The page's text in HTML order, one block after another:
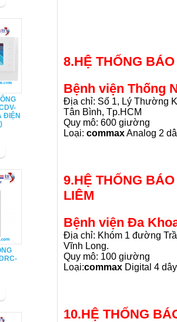
ĐIỆN
8.HỆ THỐNG
Bệnh viện Thống
Địa chỉ: Số 1, Lý Thường
Tân Bình, Tp.HCM
Quy mô: 600 giường
Loại: commaxAnalog 2
9.HỆ THỐNG
LIÊM
Bệnh viện Đa
Địa chỉ: Khóm 1 đường
Vĩnh Long.
Quy mô: 100 giường
Loại:commax Digital 4 dây
10.HỆ THỐNG